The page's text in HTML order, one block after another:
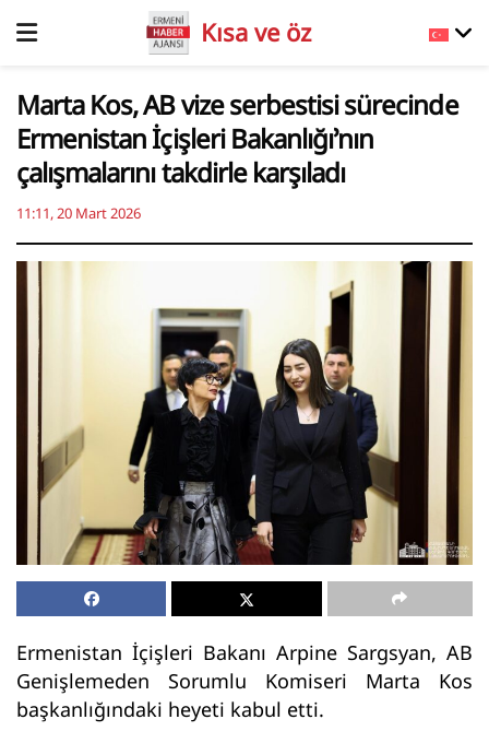
Kısa ve öz
Marta Kos, AB vize serbestisi sürecinde
Ermenistan İçişleri Bakanlığı’nın
çalışmalarını takdirle karşıladı
11:11, 20 Mart 2026
Ermenistan İçişleri Bakanı Arpine Sargsyan, AB
Genişlemeden Sorumlu Komiseri Marta Kos
başkanlığındaki heyeti kabul etti.